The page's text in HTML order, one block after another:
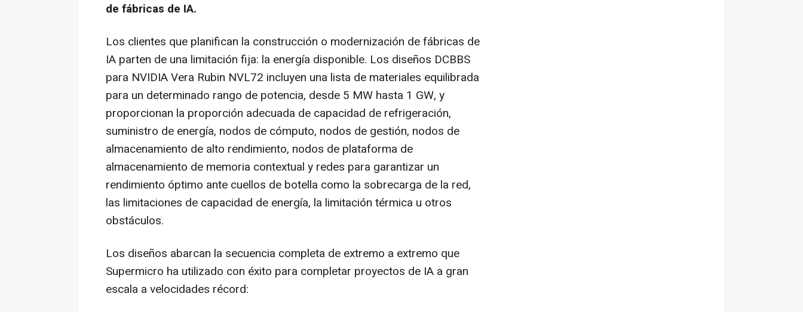
de fábricas de IA.
Los clientes que planifican la construcción o modernización de fábricas de
IA parten de una limitación fija: la energía disponible. Los diseños DCBBS
para NVIDIA Vera Rubin NVL72 incluyen una lista de materiales equilibrada
para un determinado rango de potencia, desde 5 MW hasta 1 GW, y
proporcionan la proporción adecuada de capacidad de refrigeración,
suministro de energía, nodos de cómputo, nodos de gestión, nodos de
almacenamiento de alto rendimiento, nodos de plataforma de
almacenamiento de memoria contextual y redes para garantizar un
rendimiento óptimo ante cuellos de botella como la sobrecarga de la red,
las limitaciones de capacidad de energía, la limitación térmica u otros
obstáculos.
Los diseños abarcan la secuencia completa de extremo a extremo que
Supermicro ha utilizado con éxito para completar proyectos de IA a gran
escala a velocidades récord: